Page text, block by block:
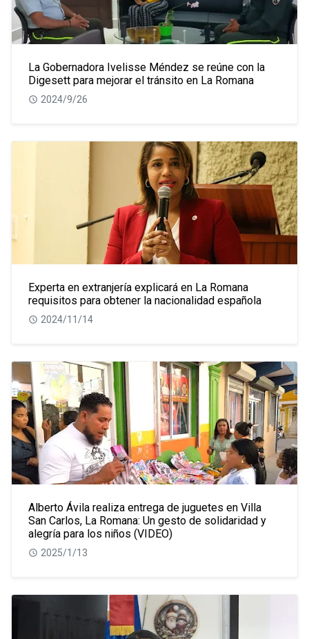
La Gobernadora Ivelisse Méndez se reúne con la
Digesett para mejorar el tránsito en La Romana
2024/9/26
Experta en extranjería explicará en La Romana
requisitos para obtener la nacionalidad española
2024/11/14
Alberto Ávila realiza entrega de juguetes en Villa
San Carlos, La Romana: Un gesto de solidaridad y
alegría para los niños (VIDEO)
2025/1/13